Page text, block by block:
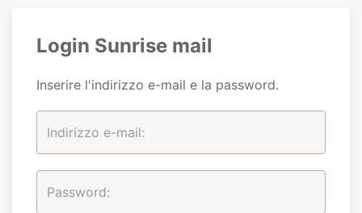
Login Sunrise mail
Inserire l'indirizzo e-mail e la password.